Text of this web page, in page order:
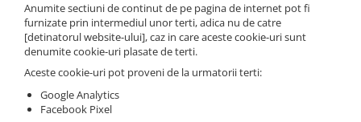
Anumite sectiuni de continut de pe pagina de internet pot fi
furnizate prin intermediul unor terti, adica nu de catre
[detinatorul website-ului], caz in care aceste cookie-uri sunt
denumite cookie-uri plasate de terti.
Aceste cookie-uri pot proveni de la urmatorii terti:
Google Analytics
Facebook Pixel